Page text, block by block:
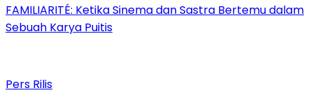
FAMILIARITÉ: Ketika Sinema dan Sastra Bertemu dalam
Sebuah Karya Puitis
Pers Rilis